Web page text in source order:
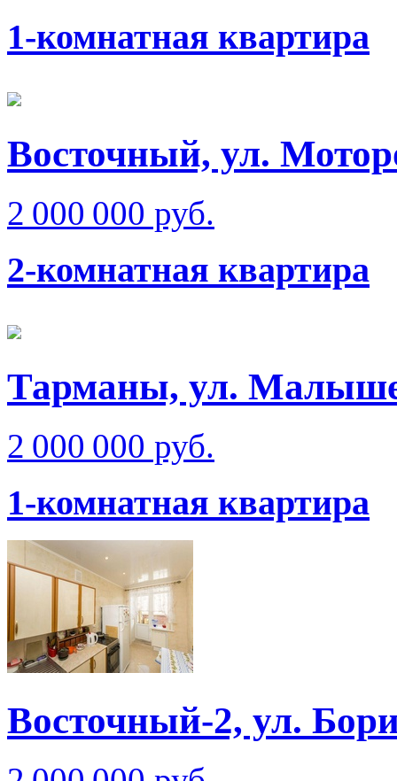
1-комнатная квартира
Восточный, ул.
2 000 000 руб.
2-комнатная квартира
Тарманы, ул.
2 000 000 руб.
1-комнатная квартира
Восточный-2, ул.